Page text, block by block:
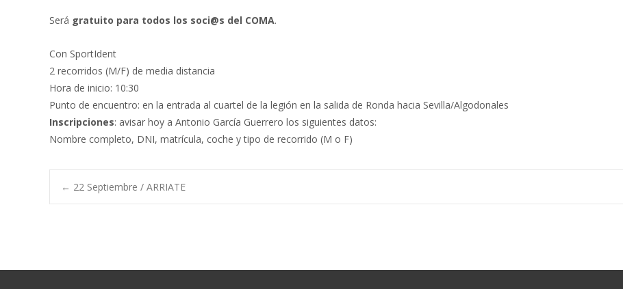
Será gratuito para todos los soci@s del COMA.
Con SportIdent
2 recorridos (M/F) de media distancia
Hora de inicio: 10:30
Punto de encuentro: en la entrada al cuartel de la legión en la salida de Ronda hacia Sevilla/Algodonales
Inscripciones: avisar hoy a Antonio García Guerrero los siguientes datos:
Nombre completo, DNI, matrícula, coche y tipo de recorrido (M o F)
Post
← 22 Septiembre / ARRIATE